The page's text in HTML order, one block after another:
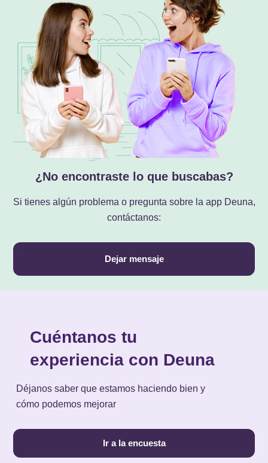
¿No encontraste lo que buscabas?
Si tienes algún problema o pregunta sobre la app Deuna,
contáctanos:
Dejar mensaje
Cuéntanos tu
experiencia con Deuna
Déjanos saber que estamos haciendo bien y
cómo podemos mejorar
Ir a la encuesta